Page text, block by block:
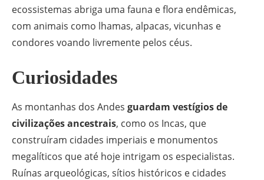
ecossistemas abriga uma fauna e flora endêmicas,
com animais como lhamas, alpacas, vicunhas e
condores voando livremente pelos céus.
Curiosidades
As montanhas dos Andes guardam vestígios de
civilizações ancestrais, como os Incas, que
construíram cidades imperiais e monumentos
megalíticos que até hoje intrigam os especialistas.
Ruínas arqueológicas, sítios históricos e cidades